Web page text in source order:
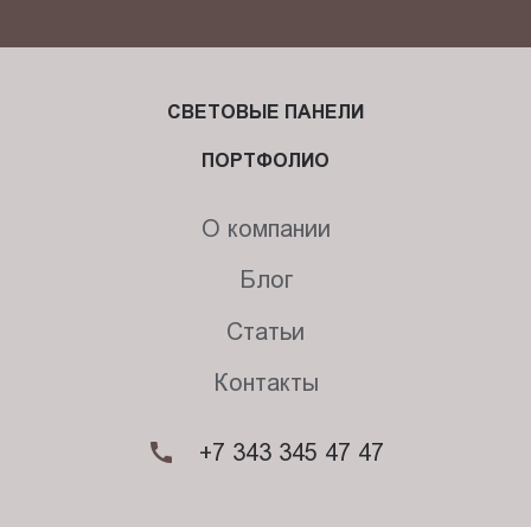
СВЕТОВЫЕ ПАНЕЛИ
ПОРТФОЛИО
О компании
Блог
Статьи
Контакты
+7 343 345 47 47